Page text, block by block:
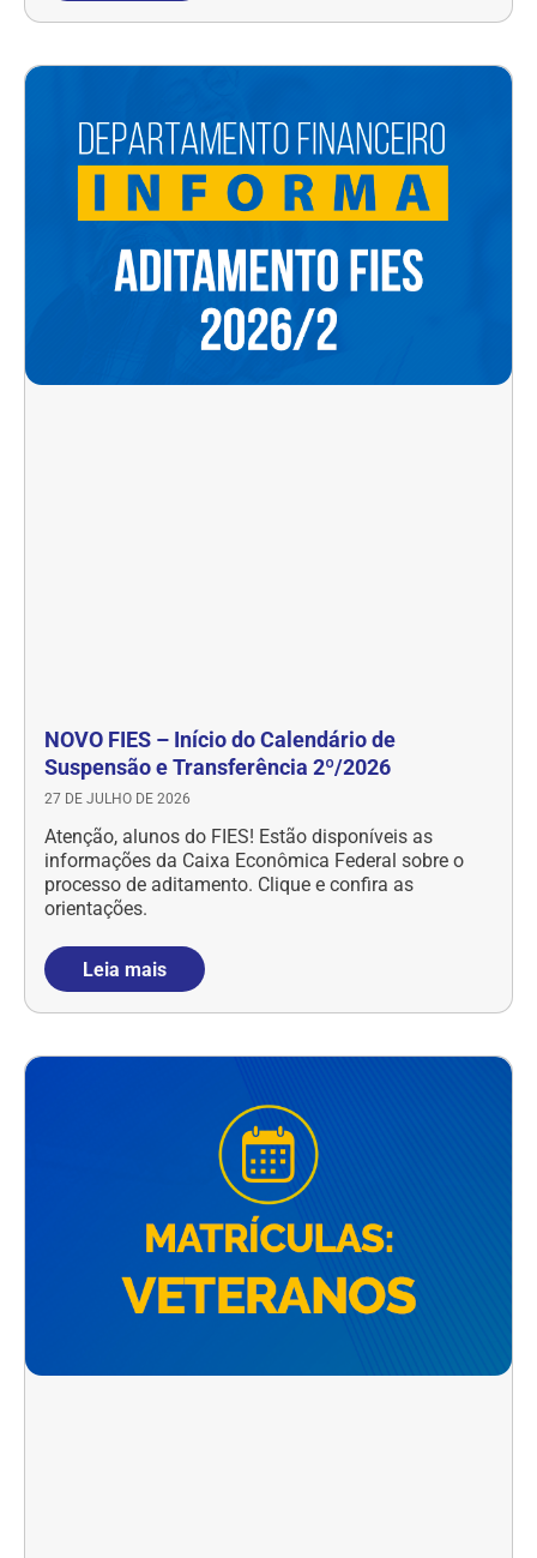
NOVO FIES – Início do Calendário de
Suspensão e Transferência 2º/2026
27 DE JULHO DE 2026
Atenção, alunos do FIES! Estão disponíveis as
informações da Caixa Econômica Federal sobre o
processo de aditamento. Clique e confira as
orientações.
Leia mais